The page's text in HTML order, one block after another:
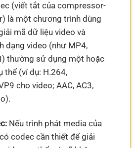
(viết tắt của compressor-
là một chương trình dùng
mã dữ liệu video và
dạng video (như MP4,
thường sử dụng một hoặc
thể (ví dụ: H.264,
cho video; AAC, AC3,
Nếu trình phát media của
codec cần thiết để giải